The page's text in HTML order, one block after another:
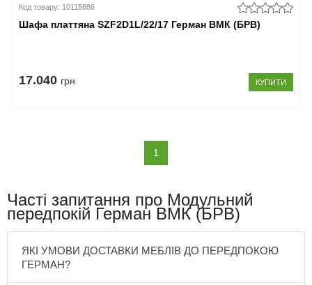
Код товару: 10115886
Шафа платтяна SZF2D1L/22/17 Герман ВМК (БРВ)
17.040 грн КУПИТИ
1
Часті запитання про Модульний
передпокій Герман ВМК (БРВ)
ЯКІ УМОВИ ДОСТАВКИ МЕБЛІВ ДО ПЕРЕДПОКОЮ
ГЕРМАН?